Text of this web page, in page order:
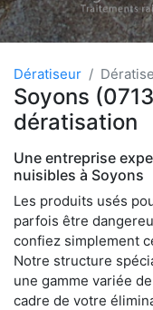
Dératiseur
Soyons
dératisation
Une entreprise
nuisibles à Soyons
Les produits usés
parfois être
confiez simplement
Notre structure
une gamme variée
cadre de votre